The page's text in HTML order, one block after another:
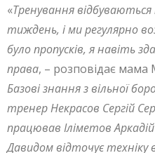
«Тренування
тиждень, і ми регулярно
було пропусків, я навіть
права, – розповідає мама
Базові знання з вільної
тренер Некрасов Сергій
працював Іліметов
Давидом відточує техніку